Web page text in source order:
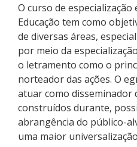
PartiuIF
Parcerias
Processo de
O curso de
Educação tem como
de diversas áreas,
por meio da
o letramento como o
norteador das ações. O
atuar como disseminador
construídos durante,
abrangência do público-
uma maior